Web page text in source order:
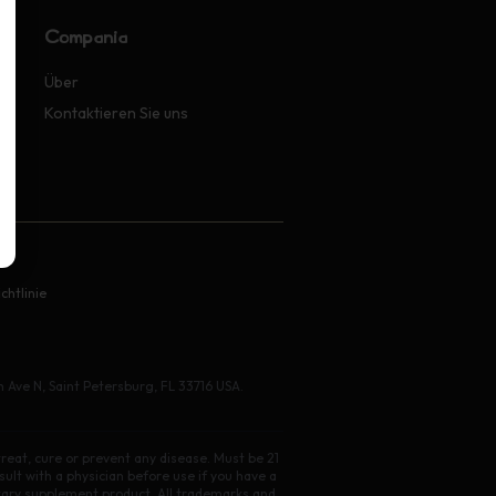
Compañía
Über
Kontaktieren Sie uns
N, Saint Petersburg, FL 33716 USA.
cure or prevent any disease. Must be 21
with a physician before use if you have a